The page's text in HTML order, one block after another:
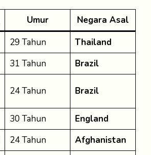
Umur
Negara Asal
29 Tahun
Thailand
31 Tahun
Brazil
24 Tahun Brazil
30 Tahun
England
24 Tahun
Afghanistan